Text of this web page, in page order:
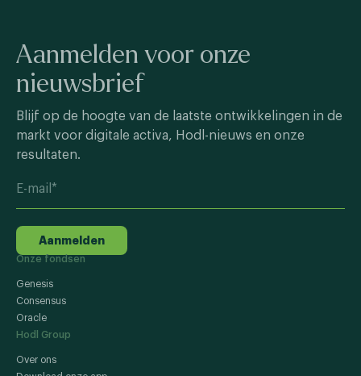
Aanmelden voor onze
nieuwsbrief
Blijf op de hoogte van de laatste ontwikkelingen in de
markt voor digitale activa, Hodl-nieuws en onze
resultaten.
Aanmelden
Onze fondsen
Genesis
Consensus
Oracle
Hodl Group
Over ons